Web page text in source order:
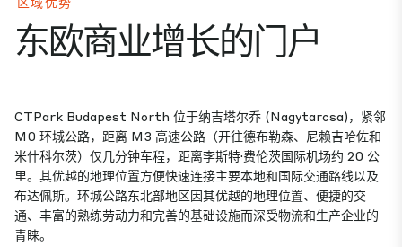
东欧商业增长的门户
CTPark Budapest North 位于纳吉塔尔乔 (Nagytarcsa)，紧邻
M0 环城公路，距离 M3 高速公路（开往德布勒森、尼赖吉哈佐和
米什科尔茨）仅几分钟车程，距离李斯特·费伦茨国际机场约 20 公
里。其优越的地理位置方便快速连接主要本地和国际交通路线以及
布达佩斯。环城公路东北部地区因其优越的地理位置、便捷的交
通、丰富的熟练劳动力和完善的基础设施而深受物流和生产企业的
青睐。